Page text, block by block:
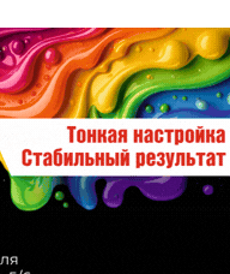
ООО "Передовые Системы